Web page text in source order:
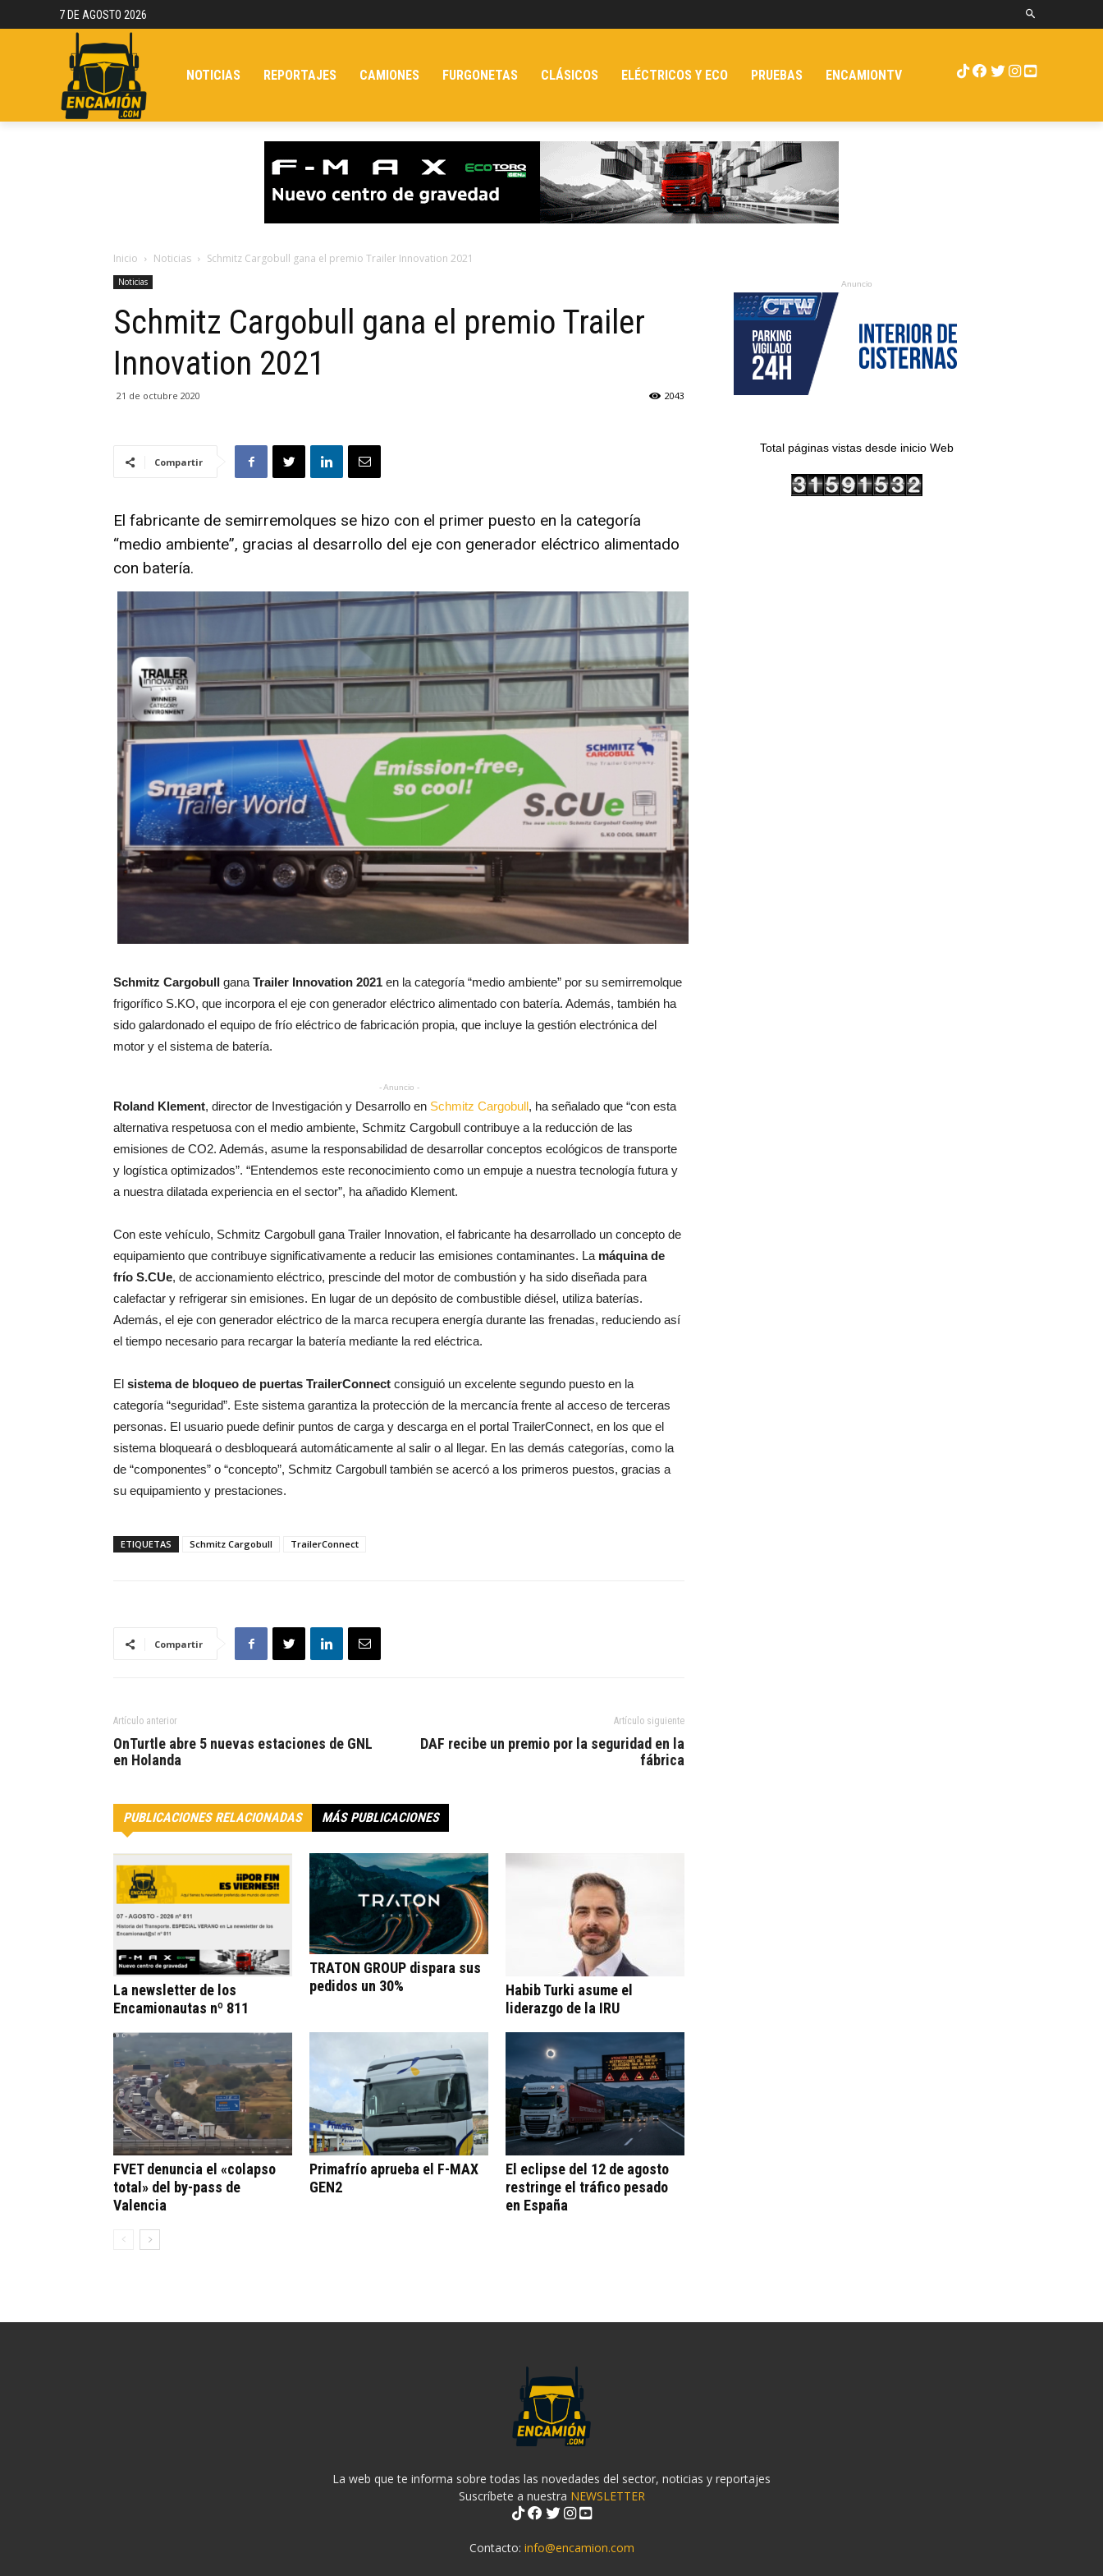
7 DE AGOSTO 2026
NOTICIAS REPORTAJES CAMIONES FURGONETAS CLÁSICOS ELÉCTRICOS Y ECO PRUEBAS ENCAMIONTV
Inicio Noticias Schmitz Cargobull gana el premio Trailer Innovation 2021
Noticias
Schmitz Cargobull gana el premio Trailer
Innovation 2021
21 de octubre 2020 2043
Compartir
El fabricante de semirremolques se hizo con el primer puesto en la categoría
“medio ambiente”, gracias al desarrollo del eje con generador eléctrico alimentado
con batería.
Schmitz Cargobull gana Trailer Innovation 2021 en la categoría “medio ambiente” por su semirremolque
frigorífico S.KO, que incorpora el eje con generador eléctrico alimentado con batería. Además, también ha
sido galardonado el equipo de frío eléctrico de fabricación propia, que incluye la gestión electrónica del
motor y el sistema de batería.
- Anuncio -
Roland Klement, director de Investigación y Desarrollo en Schmitz Cargobull, ha señalado que “con esta
alternativa respetuosa con el medio ambiente, Schmitz Cargobull contribuye a la reducción de las
emisiones de CO2. Además, asume la responsabilidad de desarrollar conceptos ecológicos de transporte
y logística optimizados”. “Entendemos este reconocimiento como un empuje a nuestra tecnología futura y
a nuestra dilatada experiencia en el sector”, ha añadido Klement.
Con este vehículo, Schmitz Cargobull gana Trailer Innovation, el fabricante ha desarrollado un concepto de
equipamiento que contribuye significativamente a reducir las emisiones contaminantes. La máquina de
frío S.CUe, de accionamiento eléctrico, prescinde del motor de combustión y ha sido diseñada para
calefactar y refrigerar sin emisiones. En lugar de un depósito de combustible diésel, utiliza baterías.
Además, el eje con generador eléctrico de la marca recupera energía durante las frenadas, reduciendo así
el tiempo necesario para recargar la batería mediante la red eléctrica.
El sistema de bloqueo de puertas TrailerConnect consiguió un excelente segundo puesto en la
categoría “seguridad”. Este sistema garantiza la protección de la mercancía frente al acceso de terceras
personas. El usuario puede definir puntos de carga y descarga en el portal TrailerConnect, en los que el
sistema bloqueará o desbloqueará automáticamente al salir o al llegar. En las demás categorías, como la
de “componentes” o “concepto”, Schmitz Cargobull también se acercó a los primeros puestos, gracias a
su equipamiento y prestaciones.
ETIQUETAS Schmitz Cargobull TrailerConnect
Compartir
Artículo anterior
OnTurtle abre 5 nuevas estaciones de GNL
en Holanda
Artículo siguiente
DAF recibe un premio por la seguridad en la
fábrica
PUBLICACIONES RELACIONADAS MÁS PUBLICACIONES
La newsletter de los
Encamionautas nº 811
TRATON GROUP dispara sus
pedidos un 30%
Habib Turki asume el
liderazgo de la IRU
FVET denuncia el «colapso
total» del by-pass de
Valencia
Primafrío aprueba el F-MAX
GEN2
El eclipse del 12 de agosto
restringe el tráfico pesado
en España
Anuncio
Total páginas vistas desde inicio Web
La web que te informa sobre todas las novedades del sector, noticias y reportajes
Suscríbete a nuestra NEWSLETTER
Contacto: info@encamion.com